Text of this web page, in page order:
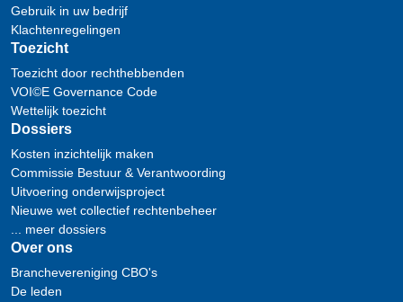
Gebruik in uw bedrijf
Klachtenregelingen
Toezicht
Toezicht door rechthebbenden
VOI©E Governance Code
Wettelijk toezicht
Dossiers
Kosten inzichtelijk maken
Commissie Bestuur & Verantwoording
Uitvoering onderwijsproject
Nieuwe wet collectief rechtenbeheer
... meer dossiers
Over ons
Branchevereniging CBO's
De leden